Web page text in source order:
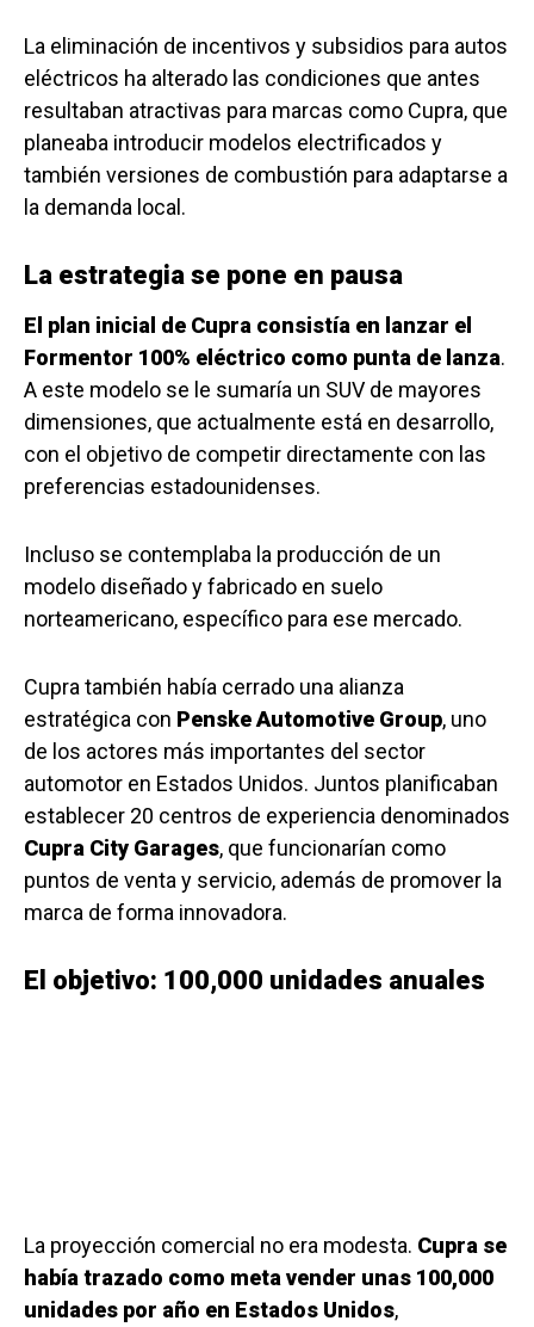
La eliminación de incentivos y subsidios para autos
eléctricos ha alterado las condiciones que antes
resultaban atractivas para marcas como Cupra, que
planeaba introducir modelos electrificados y
también versiones de combustión para adaptarse a
la demanda local.
La estrategia se pone en pausa
El plan inicial de Cupra consistía en lanzar el
Formentor 100% eléctrico como punta de lanza.
A este modelo se le sumaría un SUV de mayores
dimensiones, que actualmente está en desarrollo,
con el objetivo de competir directamente con las
preferencias estadounidenses.
Incluso se contemplaba la producción de un
modelo diseñado y fabricado en suelo
norteamericano, específico para ese mercado.
Cupra también había cerrado una alianza
estratégica con Penske Automotive Group, uno
de los actores más importantes del sector
automotor en Estados Unidos. Juntos planificaban
establecer 20 centros de experiencia denominados
Cupra City Garages, que funcionarían como
puntos de venta y servicio, además de promover la
marca de forma innovadora.
El objetivo: 100,000 unidades anuales
La proyección comercial no era modesta. Cupra se
había trazado como meta vender unas 100,000
unidades por año en Estados Unidos,